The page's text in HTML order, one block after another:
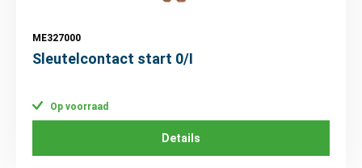
ME327000
Sleutelcontact start 0/I
Op voorraad
Details